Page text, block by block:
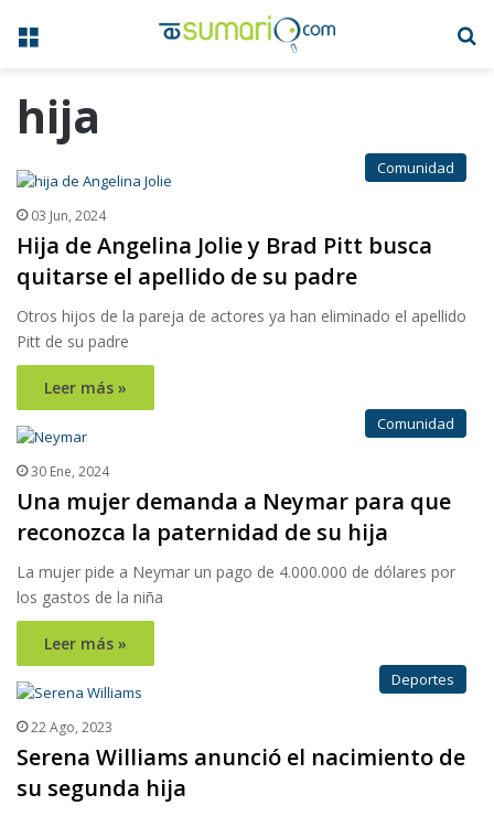
Menú
hija
Comunidad
03 Jun, 2024
Hija de Angelina Jolie y Brad Pitt busca
quitarse el apellido de su padre
Otros hijos de la pareja de actores ya han eliminado el apellido
Pitt de su padre
Leer más »
Comunidad
30 Ene, 2024
Una mujer demanda a Neymar para que
reconozca la paternidad de su hija
La mujer pide a Neymar un pago de 4.000.000 de dólares por
los gastos de la niña
Leer más »
Deportes
22 Ago, 2023
Serena Williams anunció el nacimiento de
su segunda hija